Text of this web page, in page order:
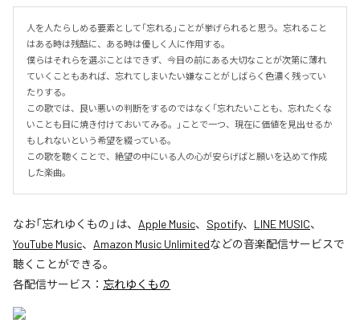
人を人たらしめる要素として「忘れる」ことが挙げられると思う。忘れること
はある時は残酷に、ある時は優しく人に作用する。
僕らはそれらを選ぶことはできず、今目の前にある大切なことが次第に薄れ
ていくこともあれば、忘れてしまいたい嫌なことがしばらく色濃く残ってい
たりする。
この歌では、良い悪いの判断をするのではなく「忘れたいことも、忘れたくな
いことも目に焼き付けておいてみる。」ことで一つ、現在に価値を見出せるか
もしれないという希望を綴っている。
この歌を聴くことで、絶望の中にいる人の心が安らげばと願いを込めて作成
した楽曲。
なお「忘れゆくもの 」は、 Apple Music、 Spotify、 LINE MUSIC、
YouTube Music、 Amazon Music Unlimitedなどの音楽配信サービスで
聴くことができる。
各配信サービス： 忘れゆくもの